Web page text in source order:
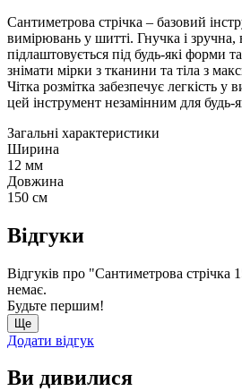
Сантиметрова стрічка – базовий
вимірювань у шитті. Гнучка і зручна,
підлаштовується під будь-які форми
знімати мірки з тканини та тіла з
Чітка розмітка забезпечує легкість у
цей інструмент незамінним для будь-
Загальні характеристики
Ширина
12 мм
Довжина
150 см
Відгуки
Відгуків про "Сантиметрова
немає.
Будьте першим!
Ще
Додати відгук
Ви дивилися